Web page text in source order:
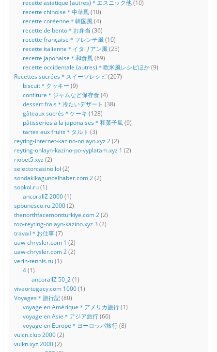
recette asiatique (autres)＊エスニック他(10)
recette chinoise＊中華風(10)
recette coréenne＊韓国風(4)
recette de bento＊お弁当 (36)
recette française＊フレンチ風(10)
recette italienne＊イタリアン風(25)
recette japonaise＊和食風(69)
recette occidentale (autres)＊欧米風レシピほか(9)
Recettes sucrées＊スイーツレシピ(207)
biscuit＊クッキー (9)
confiture＊ジャムなど保存食(4)
dessert frais＊冷たいデザート (38)
gâteaux sucrés＊ケーキ (128)
pâtisseries à la japonaises＊和菓子風(9)
tartes aux fruits＊タルト (3)
reyting-internet-kazino-onlayn.xyz 2(2)
reyting-onlayn-kazino-po-vyplatam.xyz 1 (2)
riobet5.xyz (2)
selectorcasino.lol (2)
sondakikaguncelhaber.com 2(2)
sopkol.ru(1)
ancorallZ 2000(1)
spbunesco.ru 2000(2)
thenorthfacemontturkiye.com 2(2)
top-reyting-onlayn-kazino.xyz 3 (2)
travail＊お仕事(7)
uaw-chrysler.com 1 (2)
uaw-chrysler.com 2(2)
verin-tennis.ru(1)
4(1)
ancorallZ 50_2(1)
vivaortegacy.com 1000(1)
Voyages＊旅行記(80)
voyage en Amérique＊アメリカ旅行(1)
voyage en Asie＊アジア旅行(66)
voyage en Europe＊ヨーロッパ旅行(8)
vulcn.club 2000(2)
vulkn.xyz 2000(2)